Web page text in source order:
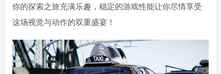
你的探索之旅充满乐趣，稳定的游戏性能让你尽情享受
这场视觉与动作的双重盛宴！